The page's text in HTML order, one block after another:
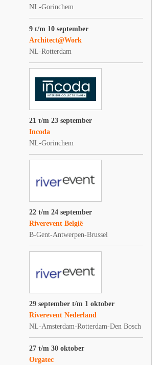
NL-Gorinchem
9 t/m 10 september
Architect@Work
NL-Rotterdam
21 t/m 23 september
Incoda
NL-Gorinchem
22 t/m 24 september
Riverevent België
B-Gent-Antwerpen-Brussel
29 september t/m 1 oktober
Riverevent Nederland
NL-Amsterdam-Rotterdam-Den Bosch
27 t/m 30 oktober
Orgatec